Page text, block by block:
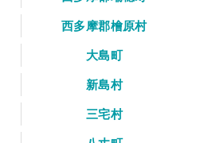
西多摩郡檜原村
大島町
新島村
三宅村